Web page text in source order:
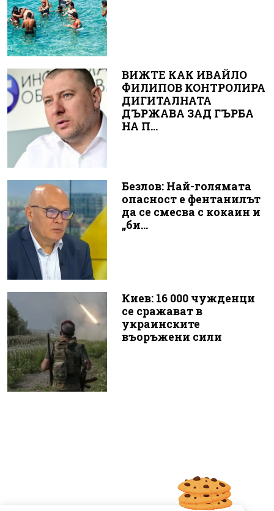
ВИЖТЕ КАК ИВАЙЛО
ФИЛИПОВ КОНТРОЛИРА
ДИГИТАЛНАТА
ДЪРЖАВА ЗАД ГЪРБА
НА П...
Безлов: Най-голямата
опасност е фентанилът
да се смесва с кокаин и
„би...
Киев: 16 000 чужденци
се сражават в
украинските
въоръжени сили